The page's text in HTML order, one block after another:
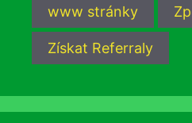
www stránky
Získat Referraly